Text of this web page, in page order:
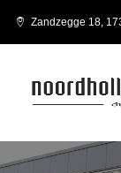
Zandzegge 18,